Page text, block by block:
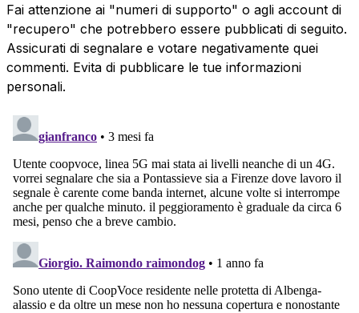
Fai attenzione ai "numeri di supporto" o agli account di
"recupero" che potrebbero essere pubblicati di seguito.
Assicurati di segnalare e votare negativamente quei
commenti. Evita di pubblicare le tue informazioni
personali.